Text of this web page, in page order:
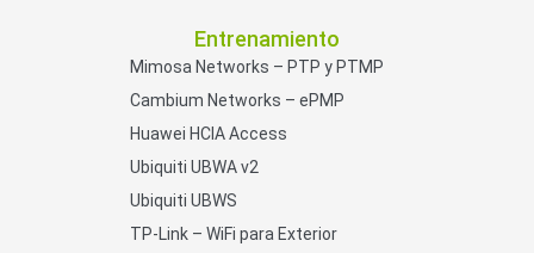
Entrenamiento
Mimosa Networks – PTP y PTMP
Cambium Networks – ePMP
Huawei HCIA Access
Ubiquiti UBWA v2
Ubiquiti UBWS
TP-Link – WiFi para Exterior